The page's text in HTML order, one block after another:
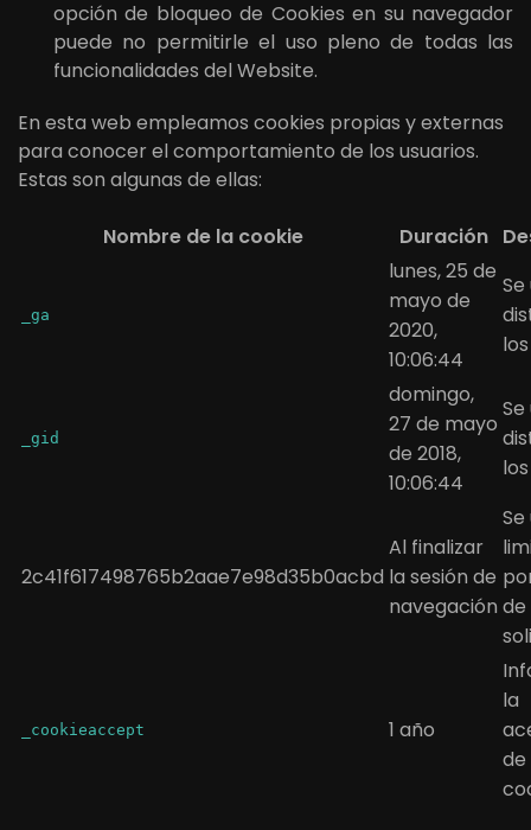
opción de bloqueo de Cookies en su navegador
puede no permitirle el uso pleno de todas las
funcionalidades del Website.
En esta web empleamos cookies propias y externas
para conocer el comportamiento de los usuarios.
Estas son algunas de ellas:
Nombre de la cookie Duración
_ga
lunes, 25 de
mayo de
2020,
10:06:44
_gid
domingo,
27 de mayo
de 2018,
10:06:44
2c41f617498765b2aae7e98d35b0acbd
Al finalizar
la sesión de
navegación de
_cookieaccept 1 año
la
de